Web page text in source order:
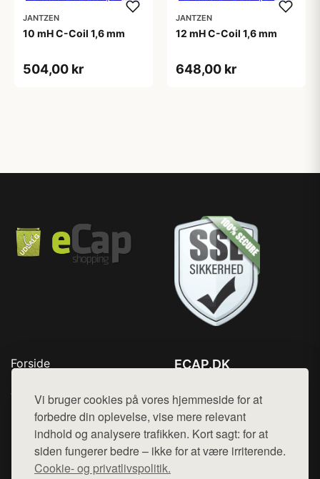
Vi bruger cookies på vores hjemmeside for at
forbedre din oplevelse, vise mere relevant
indhold og analysere trafikken. Kort sagt: for at
siden fungerer bedre – ikke for at være irriterende.
Cookie- og privatlivspolitik.
JANTZEN
10 mH C-Coil 1,6 mm
504,00 kr
JANTZEN
12 mH C-Coil 1,6 mm
648,00 kr
Forside
Top Rabatter
Blog
Kontakt
ECAP.DK
Mail: hej@want.dk
Cookie- og privatlivspolitik